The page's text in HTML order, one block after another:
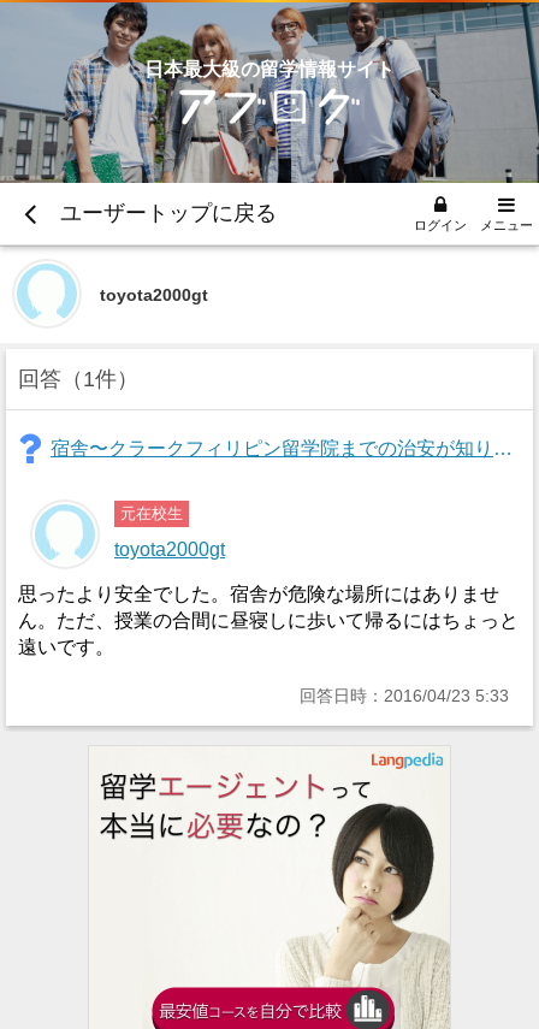
日本最大級の留学情報サイト
ユーザートップに戻る ログイン メニュー
toyota2000gt
回答 1件
宿舎〜クラークフィリピン留学院までの治安が知りたいです。 スタンダード宿舎希望です。 よろしくお願いします。
元在校生
toyota2000gt
思ったより安全でした。宿舎が危険な場所にはありませ
ん。ただ、授業の合間に昼寝しに歩いて帰るにはちょっと
遠いです。
回答日時：2016/04/23 5:33